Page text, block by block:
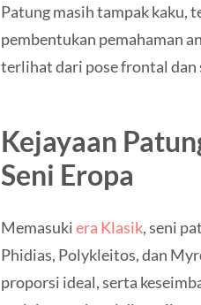
Patung masih tampak kaku,
pembentukan pemahaman
terlihat dari pose frontal dan
Kejayaan
Seni Eropa
Memasukiera Klasik, seni
Phidias, Polykleitos, dan
proporsi ideal, serta